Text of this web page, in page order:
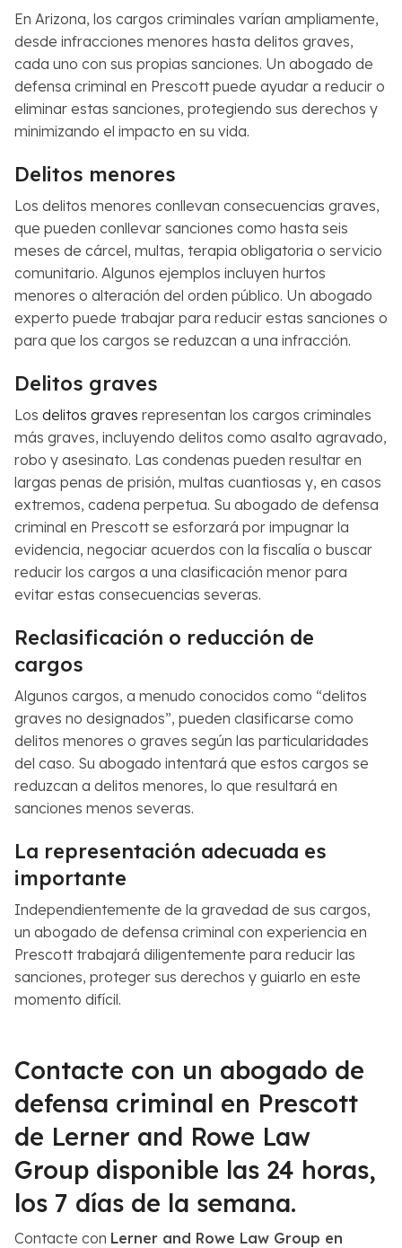
En Arizona, los cargos criminales varían ampliamente,
desde infracciones menores hasta delitos graves,
cada uno con sus propias sanciones. Un abogado de
defensa criminal en Prescott puede ayudar a reducir o
eliminar estas sanciones, protegiendo sus derechos y
minimizando el impacto en su vida.
Delitos menores
Los delitos menores conllevan consecuencias graves,
que pueden conllevar sanciones como hasta seis
meses de cárcel, multas, terapia obligatoria o servicio
comunitario. Algunos ejemplos incluyen hurtos
menores o alteración del orden público. Un abogado
experto puede trabajar para reducir estas sanciones o
para que los cargos se reduzcan a una infracción.
Delitos graves
Los delitos graves representan los cargos criminales
más graves, incluyendo delitos como asalto agravado,
robo y asesinato. Las condenas pueden resultar en
largas penas de prisión, multas cuantiosas y, en casos
extremos, cadena perpetua. Su abogado de defensa
criminal en Prescott se esforzará por impugnar la
evidencia, negociar acuerdos con la fiscalía o buscar
reducir los cargos a una clasificación menor para
evitar estas consecuencias severas.
Reclasificación o reducción de
cargos
Algunos cargos, a menudo conocidos como “delitos
graves no designados”, pueden clasificarse como
delitos menores o graves según las particularidades
del caso. Su abogado intentará que estos cargos se
reduzcan a delitos menores, lo que resultará en
sanciones menos severas.
La representación adecuada es
importante
Independientemente de la gravedad de sus cargos,
un abogado de defensa criminal con experiencia en
Prescott trabajará diligentemente para reducir las
sanciones, proteger sus derechos y guiarlo en este
momento difícil.
Contacte con un abogado de
defensa criminal en Prescott
de Lerner and Rowe Law
Group disponible las 24 horas,
los 7 días de la semana.
Contacte con Lerner and Rowe Law Group en